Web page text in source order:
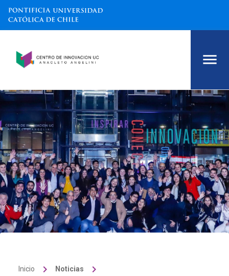
Inicio keyboard_arrow_right Noticias keyboard_arrow_right